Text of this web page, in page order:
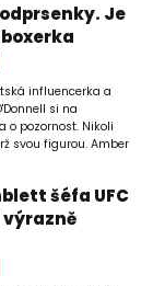
Je
influencerka a
si na
o pozornost. Nikoli
svou figurou. Amber
šéfa UFC
výrazně